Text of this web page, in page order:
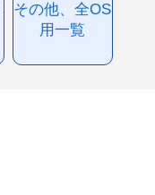
その他、全OS
用一覧